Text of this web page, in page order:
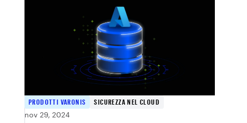
PRODOTTI VARONIS
SICUREZZA NEL CLOUD
nov 29, 2024